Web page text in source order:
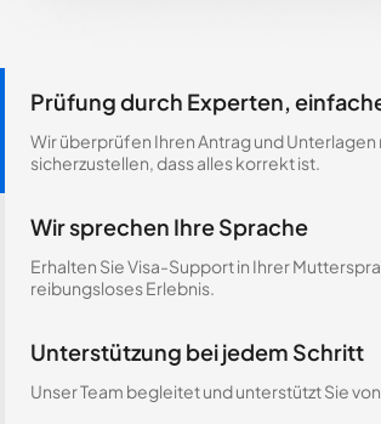
Prüfung durch Experten,
Wir überprüfen Ihren Antrag und Unterlagen
sicherzustellen, dass alles korrekt ist.
Wir sprechen Ihre Sprache
Erhalten Sie Visa-Support in Ihrer
reibungsloses Erlebnis.
Unterstützung bei jedem Schritt
Unser Team begleitet und unterstützt Sie